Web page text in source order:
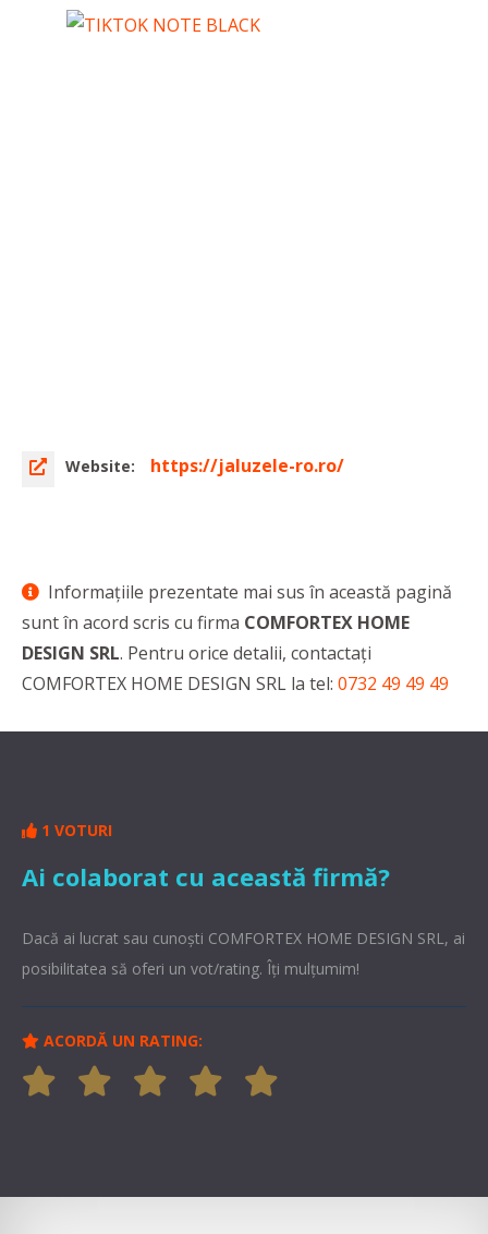
Website: https://jaluzele-ro.ro/
Informaţiile prezentate mai sus în această pagină
sunt în acord scris cu firma COMFORTEX HOME
DESIGN SRL. Pentru orice detalii, contactaţi
COMFORTEX HOME DESIGN SRL la tel: 0732 49 49 49
1 VOTURI
Ai colaborat cu această firmă?
Dacă ai lucrat sau cunoşti COMFORTEX HOME DESIGN SRL, ai
posibilitatea să oferi un vot/rating. Îți mulțumim!
ACORDĂ UN RATING: